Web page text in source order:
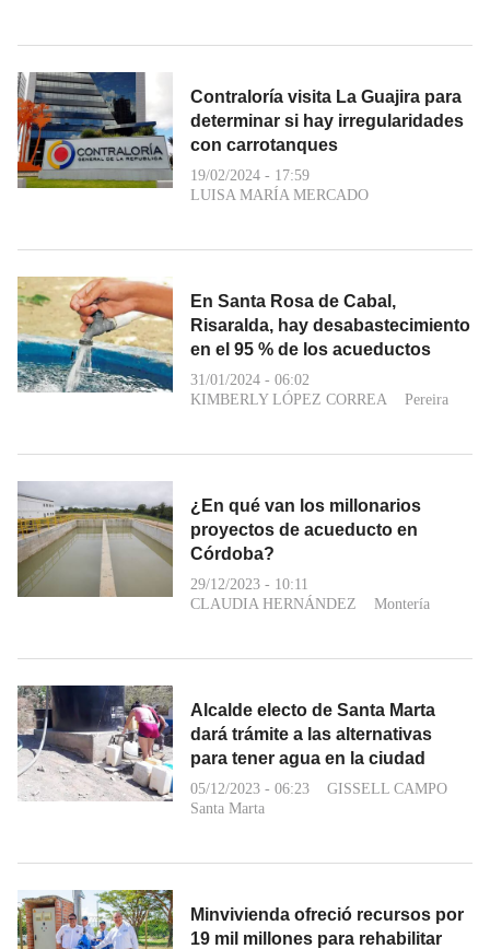
Contraloría visita La Guajira para
determinar si hay irregularidades
con carrotanques
19/02/2024 - 17:59
LUISA MARÍA MERCADO
En Santa Rosa de Cabal,
Risaralda, hay desabastecimiento
en el 95 % de los acueductos
31/01/2024 - 06:02
KIMBERLY LÓPEZ CORREA
Pereira
¿En qué van los millonarios
proyectos de acueducto en
Córdoba?
29/12/2023 - 10:11
CLAUDIA HERNÁNDEZ
Montería
Alcalde electo de Santa Marta
dará trámite a las alternativas
para tener agua en la ciudad
05/12/2023 - 06:23
GISSELL CAMPO
Santa Marta
Minvivienda ofreció recursos por
19 mil millones para rehabilitar